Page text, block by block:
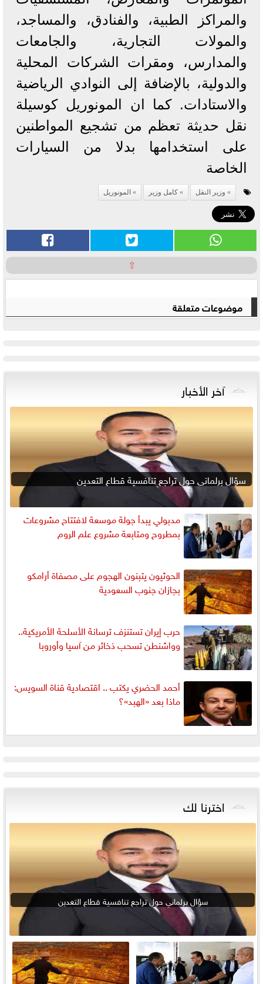
والمراكز الطبية، والفنادق، والمساجد،
والمولات التجارية، والجامعات
والمدارس، ومقرات الشركات المحلية
والدولية، بالإضافة إلى النوادي الرياضية
والاستادات. كما ان المونوريل كوسيلة
نقل حديثة تعظم من تشجيع المواطنين
على استخدامها بدلا من السيارات
الخاصة
وزير النقل كامل وزير المونوريل
⇧
موضوعات متعلقة
آخر الأخبار
سؤال برلماني حول تراجع تنافسية قطاع التعدين
مدبولي يبدأ جولة موسعة لافتتاح مشروعات
بمطروح ومتابعة مشروع علم الروم
الحوثيون يتبنون الهجوم على مصفاة أرامكو
بجازان جنوب السعودية
حرب إيران تستنزف ترسانة الأسلحة الأمريكية..
وواشنطن تسحب ذخائر من آسيا وأوروبا
أحمد الحضري يكتب .. اقتصادية قناة السويس:
ماذا بعد «الهبد»؟
اخترنا لك
سؤال برلماني حول تراجع تنافسية قطاع التعدين